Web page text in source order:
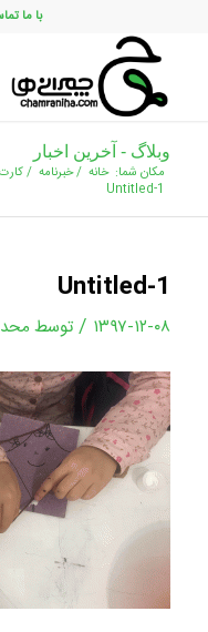
با ما تماس
وبلاگ - آخرین اخبار
مکان شما: خانه /خبرنامه /
Untitled-1
Untitled-1
۱۳۹۷-۱۲-۰۸ / توسط